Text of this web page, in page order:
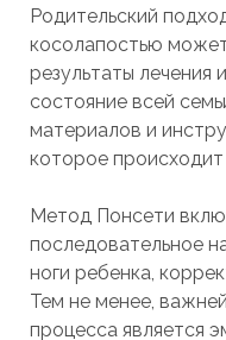
Родительский
косолапостью
результаты лечения
состояние всей
материалов и
которое происходит
Метод Понсети
последовательное
ноги ребенка,
Тем не менее,
процесса является